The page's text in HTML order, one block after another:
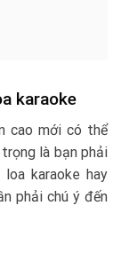
karaoke
cao mới có thể
là bạn phải
karaoke hay
phải chú ý đến